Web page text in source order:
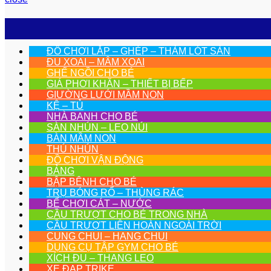
ĐỒ CHƠI LẮP – GHÉP – THẢM LÓT SÀN
ĐU XOAI – MÂM XOAI
GHẾ NGỒI CHO BÉ
GIÁ PHƠI KHĂN – THIẾT BỊ BẾP
GIƯỜNG LƯỚI MẦM NON
KỆ – TỦ
NHÀ BANH CHO BÉ
SÀN NHÚN – LEO NÚI
BÀN MẦM NON
THÚ NHÚN
ĐỒ CHƠI VẬN ĐỘNG
BẢNG
BẬP BÊNH CHO BÉ
TRỤ BÓNG RỔ – THÙNG RÁC
BỂ CHƠI CÁT – NƯỚC
CẦU TRƯỢT CHO BÉ TRONG NHÀ
CẦU TRƯỢT LIÊN HOÀN NGOÀI TRỜI
CUNG CHUI – HANG CHUI
DỤNG CỤ TẬP GYM CHO BÉ
XÍCH ĐU – THANG LEO
XE ĐẠP TRIKE